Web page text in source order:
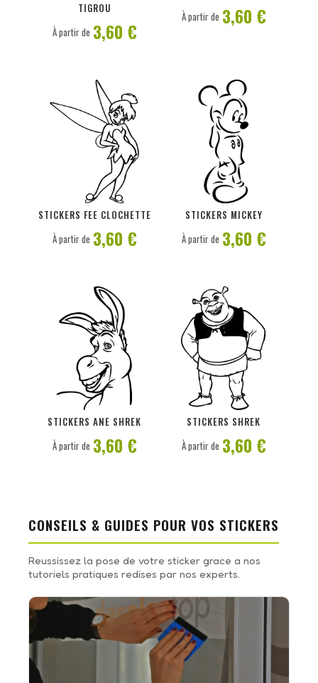
TIGROU
À partir de 3,60 €
À partir de 3,60 €
STICKERS FEE CLOCHETTE
PERSONNALISER
À partir de 3,60 €
STICKERS MICKEY
PERSONNALISER
À partir de 3,60 €
STICKERS ANE SHREK
PERSONNALISER
À partir de 3,60 €
STICKERS SHREK
PERSONNALISER
À partir de 3,60 €
CONSEILS & GUIDES POUR VOS STICKERS
Reussissez la pose de votre sticker grace a nos
tutoriels pratiques redises par nos experts.